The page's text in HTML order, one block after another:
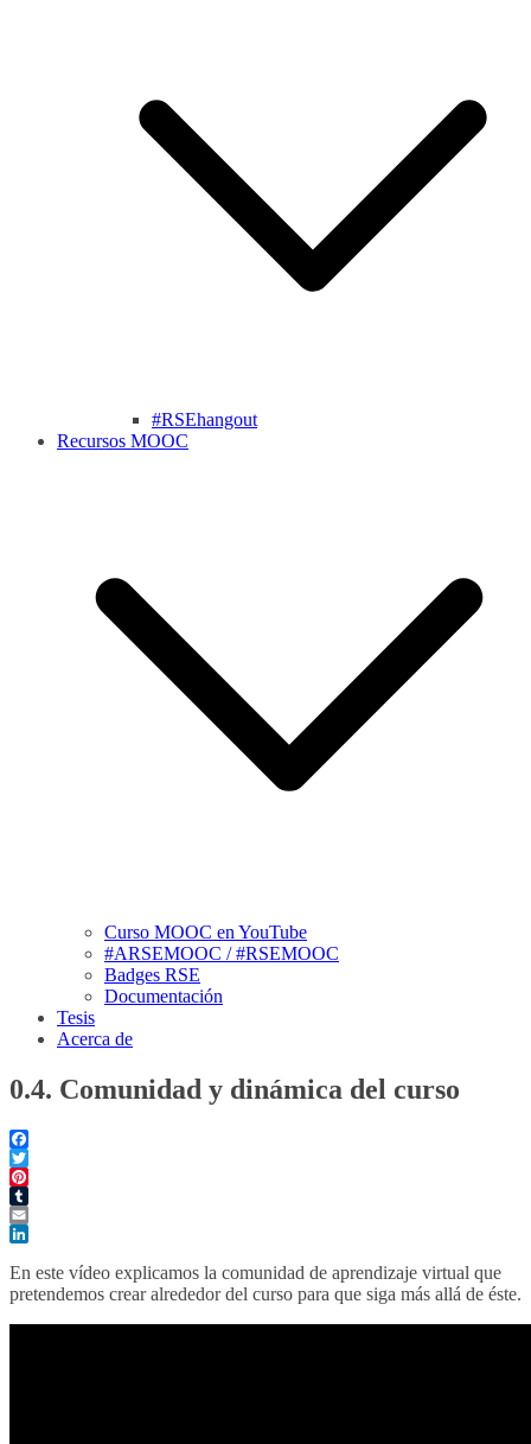
#RSEhangout
Recursos MOOC
Curso MOOC en YouTube
#ARSEMOOC / #RSEMOOC
Badges RSE
Documentación
Tesis
Acerca de
0.4. Comunidad y dinámica del curso
Facebook
Twitter
Pinterest
Tumblr
Email
En este vídeo explicamos la comunidad de aprendizaje virtual que
pretendemos crear alrededor del curso para que siga más allá de éste.